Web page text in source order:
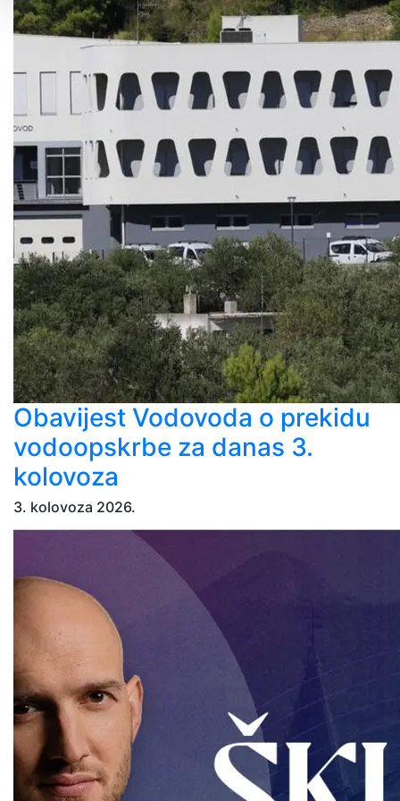
Obavijest Vodovoda o prekidu
vodoopskrbe za danas 3.
kolovoza
3. kolovoza 2026.